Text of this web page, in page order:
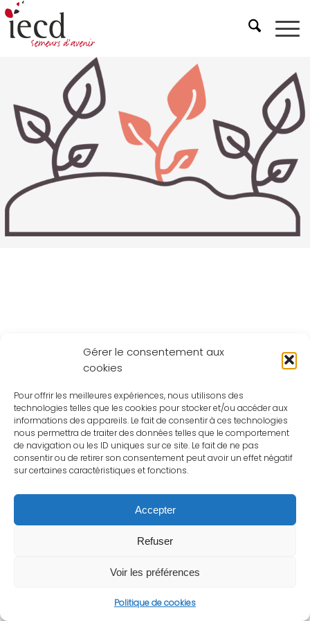
Gérer le consentement aux
cookies
Pour offrir les meilleures expériences, nous utilisons des
technologies telles que les cookies pour stocker et/ou accéder aux
informations des appareils. Le fait de consentir à ces technologies
nous permettra de traiter des données telles que le comportement
de navigation ou les ID uniques sur ce site. Le fait de ne pas
consentir ou de retirer son consentement peut avoir un effet négatif
sur certaines caractéristiques et fonctions.
Accepter
Refuser
Voir les préférences
Politique de cookies